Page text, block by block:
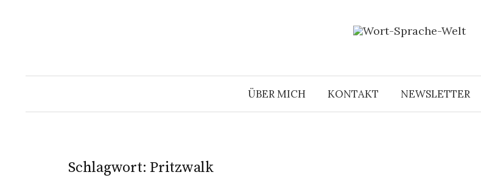
ÜBER MICH KONTAKT NEWSLETTER
Schlagwort: Pritzwalk